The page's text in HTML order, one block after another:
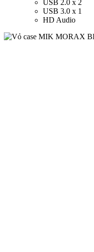
USB 2.0 x 2
USB 3.0 x 1
HD Audio